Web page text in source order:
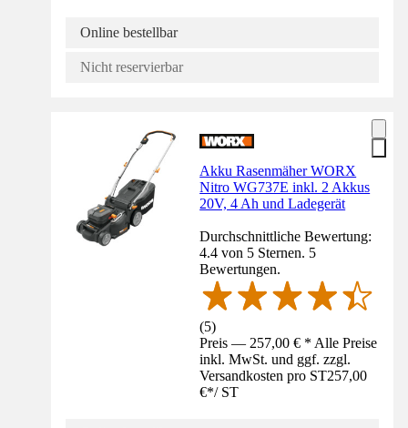
Online bestellbar
Nicht reservierbar
Akku Rasenmäher WORX
Nitro WG737E inkl. 2 Akkus
20V, 4 Ah und Ladegerät
Durchschnittliche Bewertung:
4.4 von 5 Sternen. 5
Bewertungen.
(5)
Preis — 257,00 € * Alle Preise
inkl. MwSt. und ggf. zzgl.
Versandkosten pro ST257,00
€*/ ST